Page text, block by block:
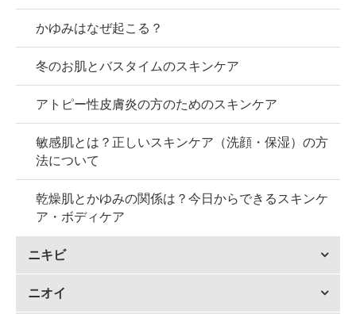
かゆみはなぜ起こる？
冬のお肌とバスタイムのスキンケア
アトピー性皮膚炎の方のためのスキンケア
敏感肌とは？正しいスキンケア（洗顔・保湿）の方
法について
乾燥肌とかゆみの関係は？今日からできるスキンケ
ア・ボディケア
ニキビ
ニオイ